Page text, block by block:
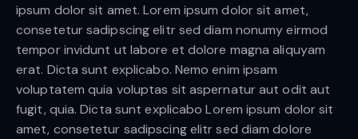
ipsum dolor sit amet. Lorem ipsum dolor sit amet,
consetetur sadipscing elitr sed diam nonumy eirmod
tempor invidunt ut labore et dolore magna aliquyam
erat. Dicta sunt explicabo. Nemo enim ipsam
voluptatem quia voluptas sit aspernatur aut odit aut
fugit, quia. Dicta sunt explicabo Lorem ipsum dolor sit
amet, consetetur sadipscing elitr sed diam dolore